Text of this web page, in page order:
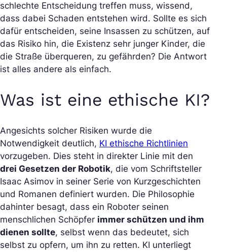
schlechte Entscheidung treffen muss, wissend,
dass dabei Schaden entstehen wird. Sollte es sich
dafür entscheiden, seine Insassen zu schützen, auf
das Risiko hin, die Existenz sehr junger Kinder, die
die Straße überqueren, zu gefährden? Die Antwort
ist alles andere als einfach.
Was ist eine ethische KI?
Angesichts solcher Risiken wurde die
Notwendigkeit deutlich, KI ethische Richtlinien
vorzugeben. Dies steht in direkter Linie mit den
drei Gesetzen der Robotik, die vom Schriftsteller
Isaac Asimov in seiner Serie von Kurzgeschichten
und Romanen definiert wurden. Die Philosophie
dahinter besagt, dass ein Roboter seinen
menschlichen Schöpfer immer schützen und ihm
dienen sollte, selbst wenn das bedeutet, sich
selbst zu opfern, um ihn zu retten. KI unterliegt